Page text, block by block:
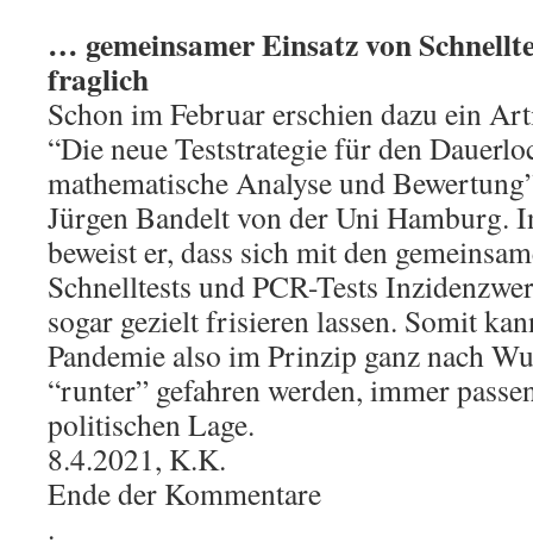
… gemeinsamer Einsatz von
fraglich
Schon im Februar erschien dazu ein
“Die neue Teststrategie für den
mathematische Analyse und
Jürgen Bandelt von der Uni Hamburg.
beweist er, dass sich mit den
Schnelltests und PCR-Tests
sogar gezielt frisieren lassen. Somit
Pandemie also im Prinzip ganz nach
“runter” gefahren werden, immer
politischen Lage.
8.4.2021, K.K.
Ende der Kommentare
.